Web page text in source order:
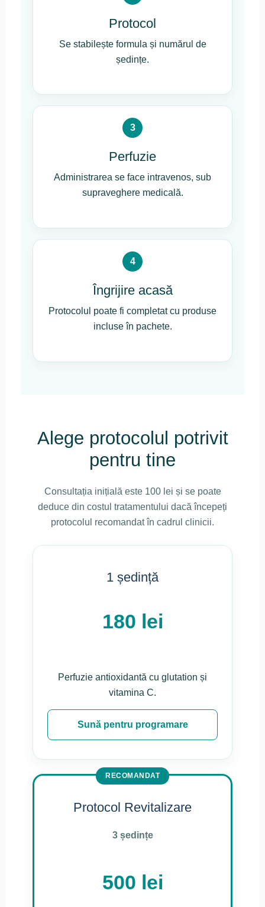
Protocol
Se stabilește formula și numărul de
ședințe.
3
Perfuzie
Administrarea se face intravenos, sub
supraveghere medicală.
4
Îngrijire acasă
Protocolul poate fi completat cu produse
incluse în pachete.
Alege protocolul potrivit
pentru tine
Consultația inițială este 100 lei și se poate
deduce din costul tratamentului dacă începeți
protocolul recomandat în cadrul clinicii.
1 ședință
180 lei
Perfuzie antioxidantă cu glutation și
vitamina C.
Sună pentru programare
RECOMANDAT
Protocol Revitalizare
3 ședințe
500 lei